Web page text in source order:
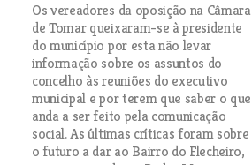
Os vereadores da oposição na Câmara
de Tomar queixaram-se à presidente
do município por esta não levar
informação sobre os assuntos do
concelho às reuniões do executivo
municipal e por terem que saber o que
anda a ser feito pela comunicação
social. As últimas críticas foram sobre
o futuro a dar ao Bairro do Flecheiro,